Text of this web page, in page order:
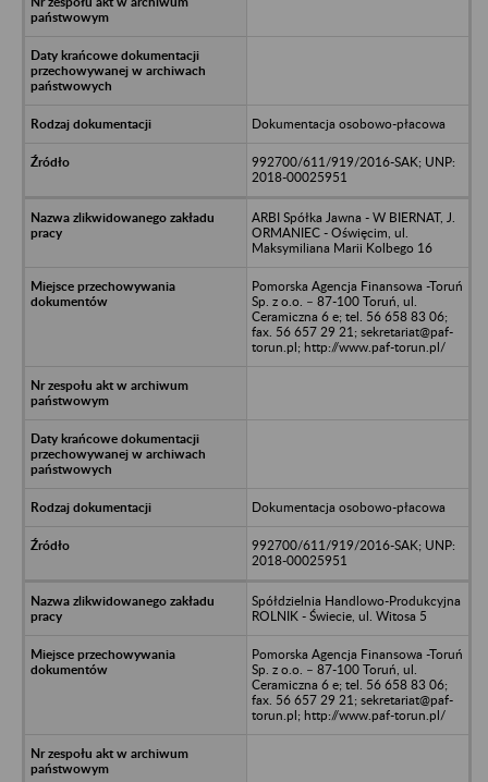
Dokumentacja osobowo-płacowa
992700/611/919/2016-SAK; UNP:
2018-00025951
ARBI Spółka Jawna - W BIERNAT, J.
ORMANIEC - Oświęcim, ul.
Maksymiliana Marii Kolbego 16
Pomorska Agencja Finansowa -Toruń
Sp. z o.o. – 87-100 Toruń, ul.
Ceramiczna 6 e; tel. 56 658 83 06;
fax. 56 657 29 21; sekretariat@paf-
torun.pl; http://www.paf-torun.pl/
Dokumentacja osobowo-płacowa
992700/611/919/2016-SAK; UNP:
2018-00025951
Spółdzielnia Handlowo-Produkcyjna
ROLNIK - Świecie, ul. Witosa 5
Pomorska Agencja Finansowa -Toruń
Sp. z o.o. – 87-100 Toruń, ul.
Ceramiczna 6 e; tel. 56 658 83 06;
fax. 56 657 29 21; sekretariat@paf-
torun.pl; http://www.paf-torun.pl/